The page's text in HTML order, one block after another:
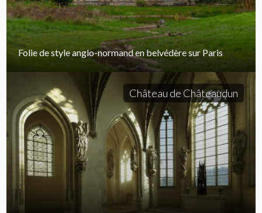
Folie de style anglo-normand en belvédère sur Paris
Château de Châteaudun